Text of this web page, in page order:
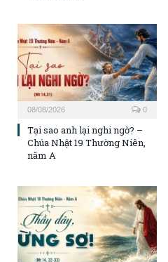
08/08/2026 0
Tại sao anh lại nghi ngờ? –
Chúa Nhật 19 Thường Niên,
năm A